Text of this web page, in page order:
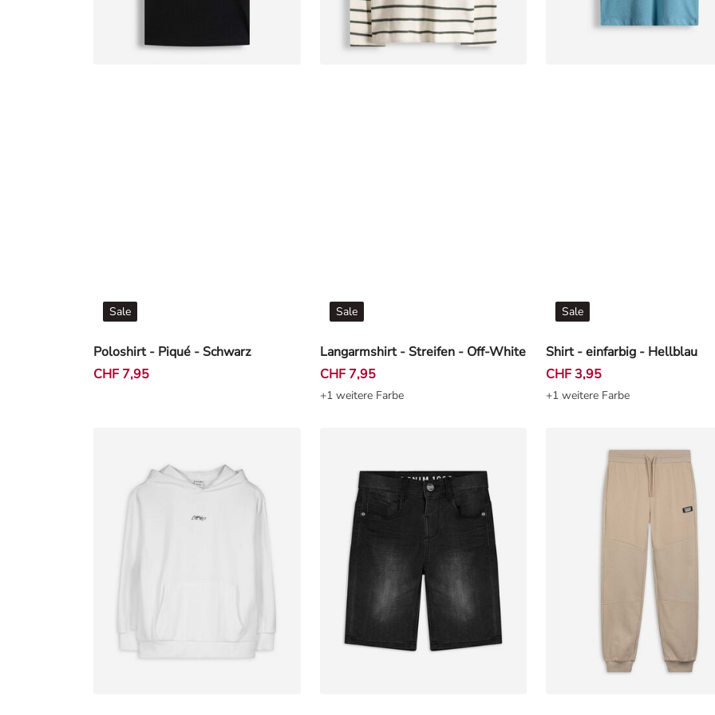
Poloshirt - Piqué - Schwarz
Sale
CHF 7,95
Langarmshirt - Streifen - Off-White
Sale
CHF 7,95
+1 weitere Farbe
Shirt - einfarbig - Hellblau
Sale
CHF 3,95
+1 weitere Farbe